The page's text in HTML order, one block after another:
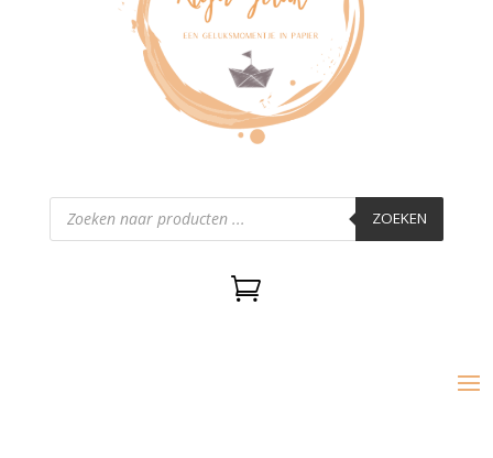
Producten
zoeken ZOEKEN
